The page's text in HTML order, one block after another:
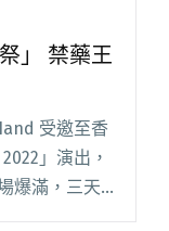
」 禁藥王
受邀至香
」演出，
爆滿，三天
王栗子，前